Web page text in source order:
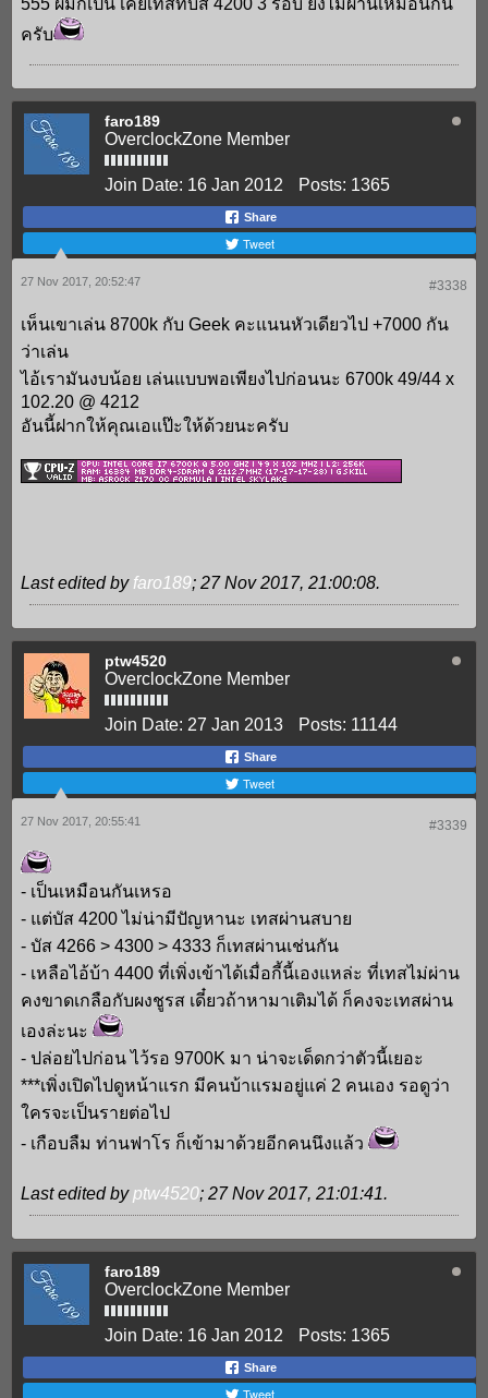
555 ผมก็เป็น เคยเทสที่บัส 4200 3 รอบ ยังไม่ผ่านเหมือนกัน
ครับ
faro189
OverclockZone Member
Join Date: 16 Jan 2012 Posts: 1365
Share
Tweet
#3338
27 Nov 2017, 20:52:47
เห็นเขาเล่น 8700k กับ Geek คะแนนหัวเดียวไป +7000 กัน
ว่าเล่น
ไอ้เรามันงบน้อย เล่นแบบพอเพียงไปก่อนนะ 6700k 49/44 x
102.20 @ 4212
อันนี้ฝากให้คุณเอแป๊ะให้ด้วยนะครับ
Last edited by faro189; 27 Nov 2017, 21:00:08.
ptw4520
OverclockZone Member
Join Date: 27 Jan 2013 Posts: 11144
Share
Tweet
#3339
27 Nov 2017, 20:55:41
- เป็นเหมือนกันเหรอ
- แต่บัส 4200 ไม่น่ามีปัญหานะ เทสผ่านสบาย
- บัส 4266 > 4300 > 4333 ก็เทสผ่านเช่นกัน
- เหลือไอ้บ้า 4400 ที่เพิ่งเข้าได้เมื่อกี้นี้เองแหล่ะ ที่เทสไม่ผ่าน
คงขาดเกลือกับผงชูรส เดี๋ยวถ้าหามาเติมได้ ก็คงจะเทสผ่าน
เองล่ะนะ
- ปล่อยไปก่อน ไว้รอ 9700K มา น่าจะเด็ดกว่าตัวนี้เยอะ
***เพิ่งเปิดไปดูหน้าแรก มีคนบ้าแรมอยู่แค่ 2 คนเอง รอดูว่า
ใครจะเป็นรายต่อไป
- เกือบลืม ท่านฟาโร ก็เข้ามาด้วยอีกคนนึงแล้ว
Last edited byptw4520; 27 Nov 2017, 21:01:41.
faro189
OverclockZone Member
Join Date: 16 Jan 2012 Posts: 1365
Share
Tweet